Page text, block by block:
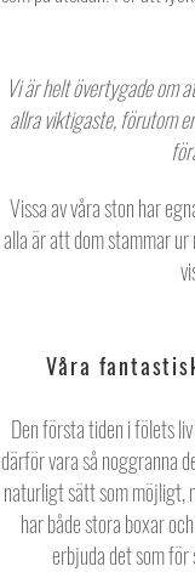
Vi är helt övertygade om
allra viktigaste, förutom
Vissa av våra ston har
alla är att dom stammar
Våra
Den första tiden i fölets
därför vara så noggranna
naturligt sätt som möjligt,
har både stora boxar
erbjuda det som